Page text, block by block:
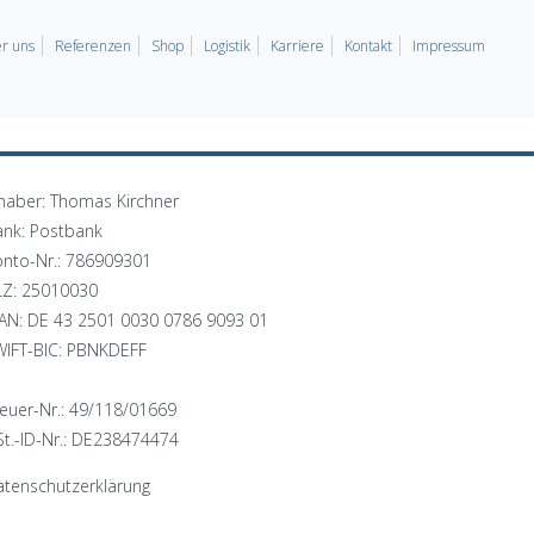
uns Referenzen Shop Logistik Karriere Kontakt Impressum
Thomas Kirchner
Postbank
Nr.: 786909301
25010030
DE 43 2501 0030 0786 9093 01
BIC: PBNKDEFF
Nr.: 49/118/01669
ID-Nr.: DE238474474